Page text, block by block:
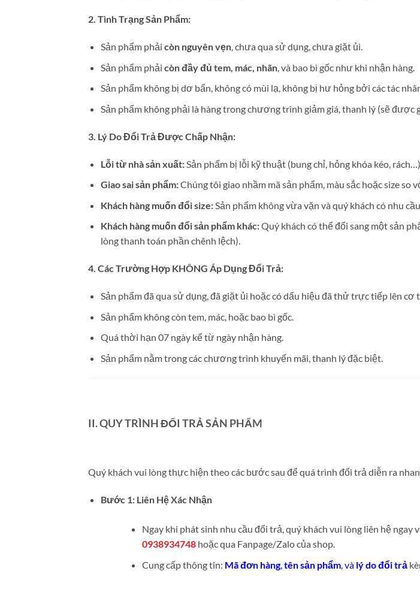
2. Tình Trạng Sản Phẩm:
Sản phẩm phải còn nguyên vẹn, chưa qua sử dụng, chưa giặt ủi.
Sản phẩm phải còn đầy đủ tem, mác, nhãn, và bao bì gốc như khi nhận hàng.
Sản phẩm không bị dơ bẩn, không có mùi lạ, không bị hư hỏng bởi các tác
Sản phẩm không phải là hàng trong chương trình giảm giá, thanh lý (sẽ được
3. Lý Do Đổi Trả Được Chấp Nhận:
Lỗi từ nhà sản xuất:Sản phẩm bị lỗi kỹ thuật (bung chỉ, hỏng khóa kéo,
Giao sai sản phẩm:Chúng tôi giao nhầm mã sản phẩm, màu sắc hoặc size so
Khách hàng muốn đổi size:Sản phẩm không vừa vặn và quý khách có nhu
Khách hàng muốn đổi sản phẩm khác:Quý khách có thể đổi sang một sản
lòng thanh toán phần chênh lệch).
4. Các Trường Hợp KHÔNG Áp Dụng Đổi Trả:
Sản phẩm đã qua sử dụng, đã giặt ủi hoặc có dấu hiệu đã thử trực tiếp lên cơ
Sản phẩm không còn tem, mác, hoặc bao bì gốc.
Quá thời hạn 07 ngày kể từ ngày nhận hàng.
Sản phẩm nằm trong các chương trình khuyến mãi, thanh lý đặc biệt.
II. QUY TRÌNH ĐỔI TRẢ SẢN PHẨM
Quý khách vui lòng thực hiện theo các bước sau để quá trình đổi trả diễn ra
Bước 1: Liên Hệ Xác Nhận
Ngay khi phát sinh nhu cầu đổi trả, quý khách vui lòng liên hệ ngay
0938934748hoặc qua Fanpage/Zalo của shop.
Cung cấp thông tin: Mã đơn hàng, tên sản phẩm, và lý do đổi trả